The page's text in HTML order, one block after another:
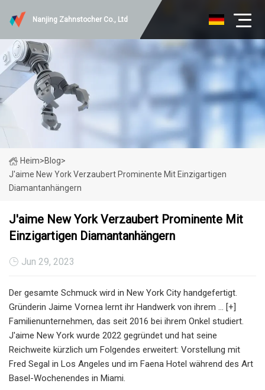
Nanjing Zahnstocher Co., Ltd
Heim>Blog>
J'aime New York Verzaubert Prominente Mit Einzigartigen
Diamantanhängern
J'aime New York Verzaubert Prominente Mit
Einzigartigen Diamantanhängern
Jun 29, 2023
Der gesamte Schmuck wird in New York City handgefertigt.
Gründerin Jaime Vornea lernt ihr Handwerk von ihrem ... [+]
Familienunternehmen, das seit 2016 bei ihrem Onkel studiert.
J'aime New York wurde 2022 gegründet und hat seine
Reichweite kürzlich um Folgendes erweitert: Vorstellung mit
Fred Segal in Los Angeles und im Faena Hotel während des Art
Basel-Wochenendes in Miami.